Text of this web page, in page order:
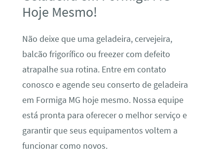
Hoje Mesmo!
Não deixe que uma geladeira, cervejeira,
balcão frigorífico ou freezer com defeito
atrapalhe sua rotina. Entre em contato
conosco e agende seu conserto de geladeira
em Formiga MG hoje mesmo. Nossa equipe
está pronta para oferecer o melhor serviço e
garantir que seus equipamentos voltem a
funcionar como novos.